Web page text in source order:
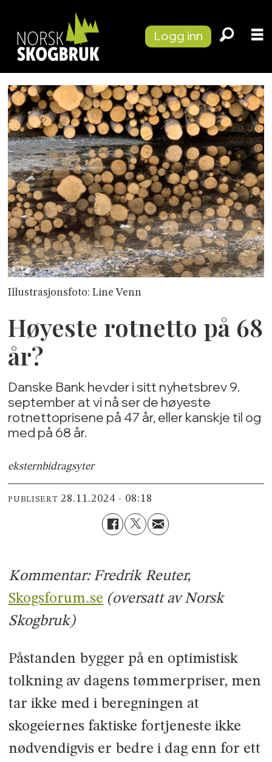
Logg inn
Illustrasjonsfoto: Line Venn
Høyeste rotnetto på 68
år?
Danske Bank hevder i sitt nyhetsbrev 9.
september at vi nå ser de høyeste
rotnettoprisene på 47 år, eller kanskje til og
med på 68 år.
eksternbidragsyter
PUBLISERT 28.11.2024 - 08:18
Kommentar: Fredrik Reuter,
Skogsforum.se (oversatt av Norsk
Skogbruk)
Påstanden bygger på en optimistisk
tolkning av dagens tømmerpriser, men
tar ikke med i beregningen at
skogeiernes faktiske fortjeneste ikke
nødvendigvis er bedre i dag enn for ett